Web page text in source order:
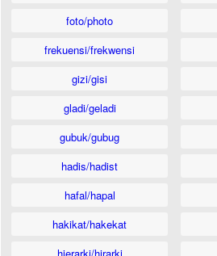
foto/photo
frekuensi/frekwensi
gizi/gisi
gladi/geladi
gubuk/gubug
hadis/hadist
hafal/hapal
hakikat/hakekat